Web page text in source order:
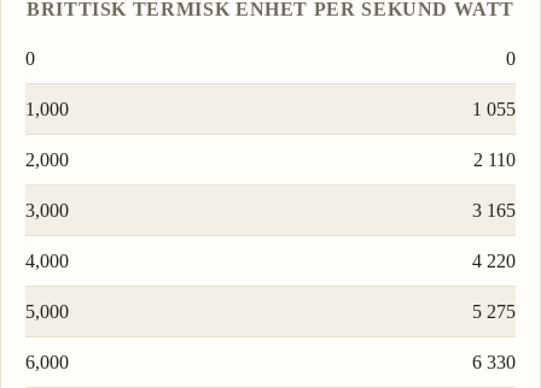
BRITTISK TERMISK ENHET PER SEKUND WATT
0 0
1,000 1 055
2,000 2 110
3,000 3 165
4,000 4 220
5,000 5 275
6,000 6 330